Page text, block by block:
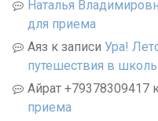
Наталья
для приема
Аяз к записи Ура!
путешествия в
Айрат +79378309417
приема